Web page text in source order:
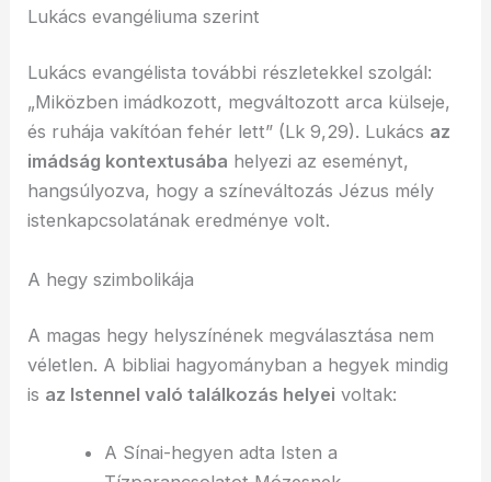
Lukács evangéliuma szerint
Lukács evangélista további részletekkel szolgál:
„Miközben imádkozott, megváltozott arca külseje,
és ruhája vakítóan fehér lett” (Lk 9,29). Lukács az
imádság kontextusába helyezi az eseményt,
hangsúlyozva, hogy a színeváltozás Jézus mély
istenkapcsolatának eredménye volt.
A hegy szimbolikája
A magas hegy helyszínének megválasztása nem
véletlen. A bibliai hagyományban a hegyek mindig
is az Istennel való találkozás helyei voltak:
A Sínai-hegyen adta Isten a